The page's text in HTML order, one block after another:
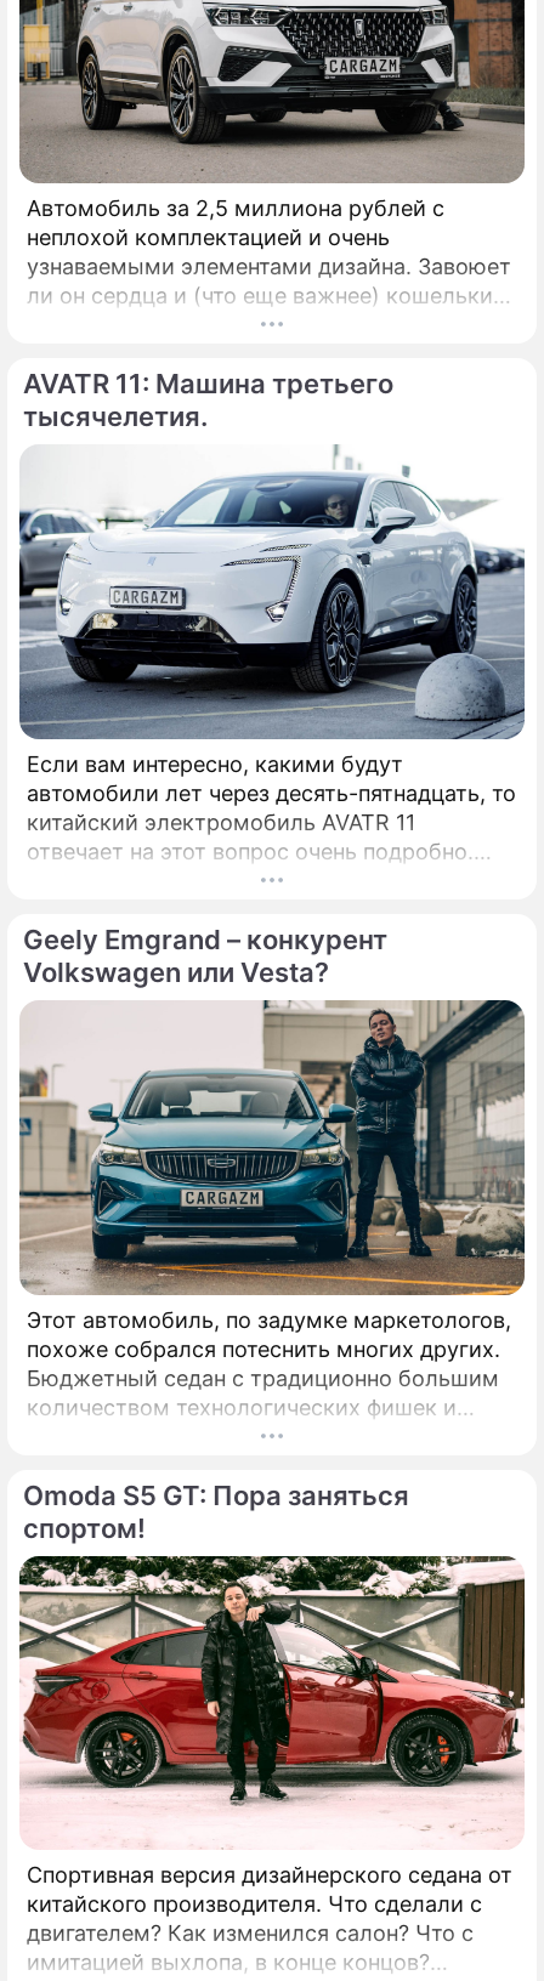
Автомобиль за 2,5 миллиона рублей с
неплохой комплектацией и очень
узнаваемыми элементами дизайна. Завоюет
ли он сердца и (что еще важнее) кошельки
российских автолюбителей? Давайте
автомобиля, выпускаемого китайским
концерном FAW, заслуживает высших
оценок в своем бюджете.
AVATR 11: Машина третьего
тысячелетия.
Если вам интересно, какими будут
автомобили лет через десять-пятнадцать, то
китайский электромобиль AVATR 11
отвечает на этот вопрос очень подробно.
Начнем с того, что AVATR является дочерней
большим опытом производства
автомобилей.
Geely Emgrand – конкурент
Volkswagen или Vesta?
Этот автомобиль, по задумке маркетологов,
похоже собрался потеснить многих других.
Бюджетный седан с традиционно большим
количеством технологических фишек и
приспособлений бодро зашел на российский
автомобилей Geely с Volvo уже давно не
новость: вы только посмотрите хотя бы на
решетку радиатора, но тут есть и много
других ассоциаций.
Omoda S5 GT: Пора заняться
спортом!
Спортивная версия дизайнерского седана от
китайского производителя. Что сделали с
двигателем? Как изменился салон? Что с
имитацией выхлопа, в конце концов?